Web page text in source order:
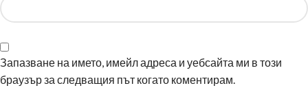
Запазване на името, имейл адреса и уебсайта ми в този
браузър за следващия път когато коментирам.